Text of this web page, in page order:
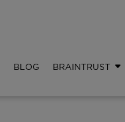
BLOG BRAINTRUST